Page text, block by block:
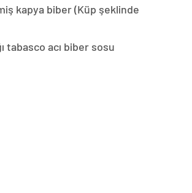
kapya biber (Küp şeklinde
tabasco acı biber sosu